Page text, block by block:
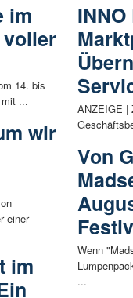
im
voller
14. bis
...
wir
einer
im
ANZEIGE |
Von
Wenn
...